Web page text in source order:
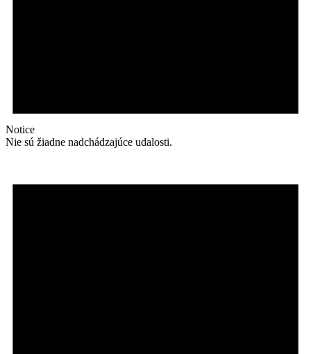
Notice
Nie sú žiadne nadchádzajúce udalosti.